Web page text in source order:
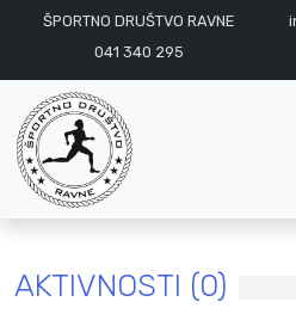
ŠPORTNO DRUŠTVO RAVNE
041 340 295
AKTIVNOSTI (0)